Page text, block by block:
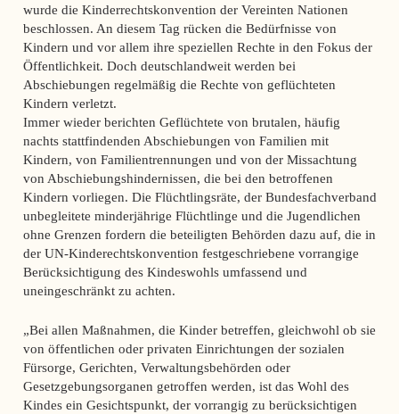
wurde die Kinderrechtskonvention der Vereinten Nationen
beschlossen. An diesem Tag rücken die Bedürfnisse von
Kindern und vor allem ihre speziellen Rechte in den Fokus der
Öffentlichkeit. Doch deutschlandweit werden bei
Abschiebungen regelmäßig die Rechte von geflüchteten
Kindern verletzt.
Immer wieder berichten Geflüchtete von brutalen, häufig
nachts stattfindenden Abschiebungen von Familien mit
Kindern, von Familientrennungen und von der Missachtung
von Abschiebungshindernissen, die bei den betroffenen
Kindern vorliegen. Die Flüchtlingsräte, der Bundesfachverband
unbegleitete minderjährige Flüchtlinge und die Jugendlichen
ohne Grenzen fordern die beteiligten Behörden dazu auf, die in
der UN-Kinderechtskonvention festgeschriebene vorrangige
Berücksichtigung des Kindeswohls umfassend und
uneingeschränkt zu achten.
„Bei allen Maßnahmen, die Kinder betreffen, gleichwohl ob sie
von öffentlichen oder privaten Einrichtungen der sozialen
Fürsorge, Gerichten, Verwaltungsbehörden oder
Gesetzgebungsorganen getroffen werden, ist das Wohl des
Kindes ein Gesichtspunkt, der vorrangig zu berücksichtigen